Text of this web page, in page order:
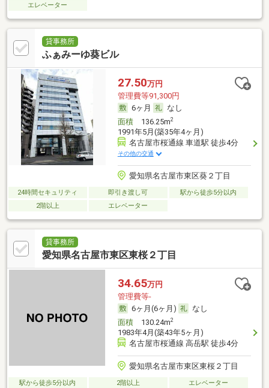
エレベーター
貸事務所
ふぁみーゆ葵ビル
27.50万円
管理費等91,300円
6ヶ月
なし
面積136.25m2
1991年5月(築35年4ヶ月)
名古屋市桜通線 車道駅 徒歩4分
その他の交通
愛知県名古屋市東区葵２丁目
24時間セキュリティ 即引き渡し可
駅から徒歩5分以内
2階以上
エレベーター
貸事務所
愛知県名古屋市東区東桜２丁目
34.65万円
管理費等-
6ヶ月(6ヶ月)
なし
面積130.24m2
1983年4月(築43年5ヶ月)
名古屋市桜通線 高岳駅 徒歩4分
愛知県名古屋市東区東桜２丁目
駅から徒歩5分以内 2階以上 エレベーター